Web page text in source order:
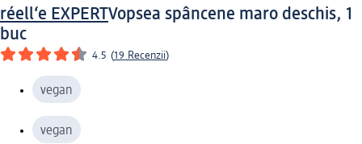
réell‘e EXPERTVopsea spâncene maro deschis, 1
buc
4.5 (19 Recenzii)
vegan
vegan